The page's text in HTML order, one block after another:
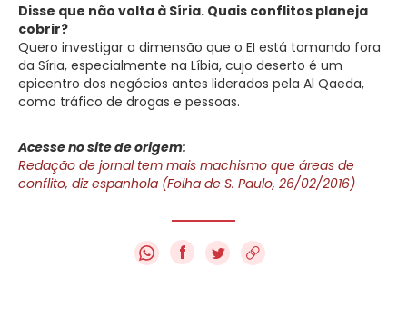
Disse que não volta à Síria. Quais conflitos planeja
cobrir?
Quero investigar a dimensão que o EI está tomando fora
da Síria, especialmente na Líbia, cujo deserto é um
epicentro dos negócios antes liderados pela Al Qaeda,
como tráfico de drogas e pessoas.
Acesse no site de origem:
Redação de jornal tem mais machismo que áreas de
conflito, diz espanhola (Folha de S. Paulo, 26/02/2016)
f